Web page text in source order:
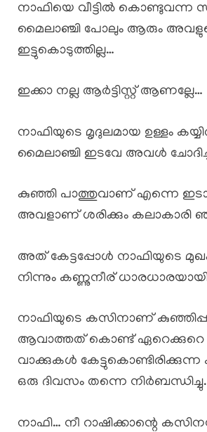
നാഫിയെ വീട്ടിൽ കൊണ്ടുവന്ന
മൈലാഞ്ചി പോലും ആരും
ഇട്ടുകൊടുത്തില്ല…
ഇക്കാ നല്ല ആർട്ടിസ്റ്റ് ആണല്ലേ…
നാഫിയുടെ മൃദുലമായ ഉള്ളം
മൈലാഞ്ചി ഇടവേ അവൾ
കുഞ്ഞി പാത്തുവാണ് എന്നെ ഇടാൻ
അവളാണ് ശരിക്കും കലാകാരി
അത് കേട്ടപ്പോൾ നാഫിയുടെ
നിന്നും കണ്ണുനീര്
നാഫിയുടെ കസിനാണ്
ആവാത്തത് കൊണ്ട് ഏറെക്കുറെ
വാക്കുകൾ കേട്ടുകൊണ്ടിരിക്കുന്ന
ഒരു ദിവസം തന്നെ
നാഫി… നീ റാഷിക്കാന്റെ